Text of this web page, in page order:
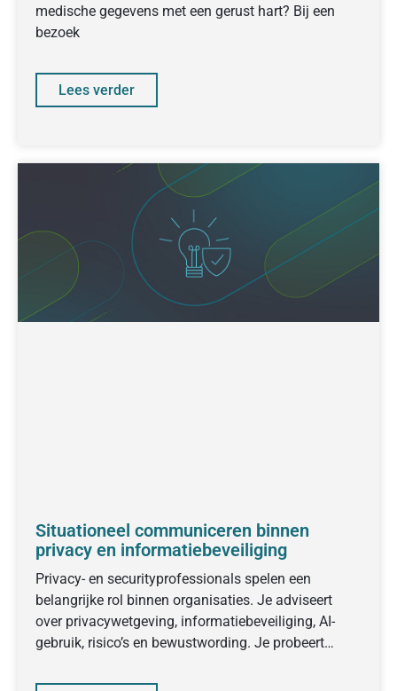
medische gegevens met een gerust hart? Bij een
bezoek
Lees verder
Situationeel communiceren binnen
privacy en informatiebeveiliging
Privacy- en securityprofessionals spelen een
belangrijke rol binnen organisaties. Je adviseert
over privacywetgeving, informatiebeveiliging, AI-
gebruik, risico’s en bewustwording. Je probeert